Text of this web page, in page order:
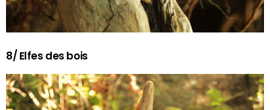
8/ Elfes des bois